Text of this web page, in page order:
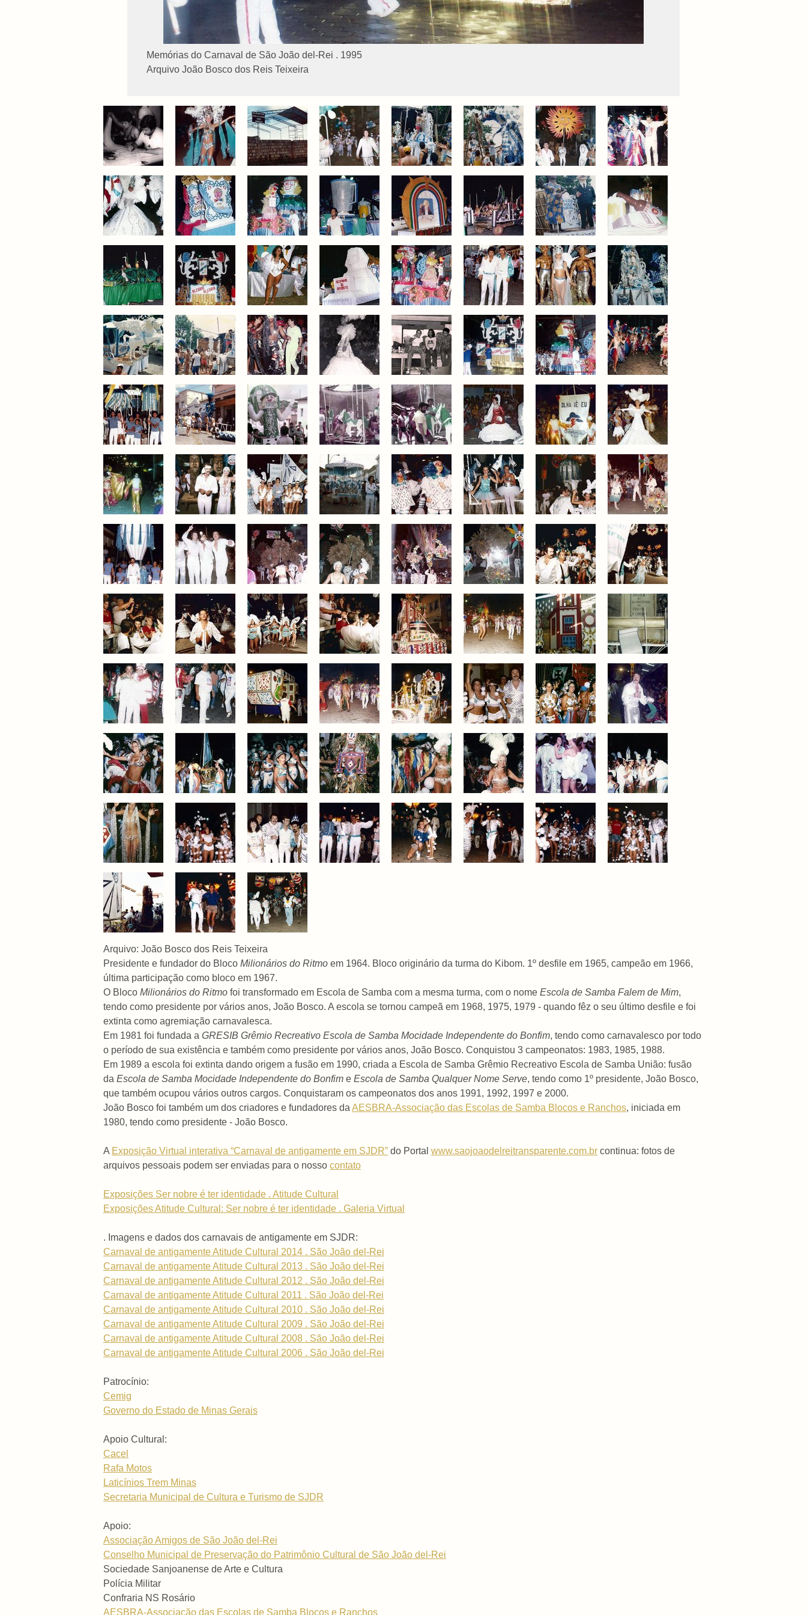
Memórias do Carnaval de São João del-Rei . 1995
Arquivo João Bosco dos Reis Teixeira
Arquivo: João Bosco dos Reis Teixeira
Presidente e fundador do Bloco Milionários do Ritmo em 1964. Bloco originário da turma do Kibom. 1º desfile em 1965, campeão em 1966,
última participação como bloco em 1967.
O Bloco Milionários do Ritmo foi transformado em Escola de Samba com a mesma turma, com o nome Escola de Samba Falem de Mim,
tendo como presidente por vários anos, João Bosco. A escola se tornou campeã em 1968, 1975, 1979 - quando fêz o seu último desfile e foi
extinta como agremiação carnavalesca.
Em 1981 foi fundada a GRESIB Grêmio Recreativo Escola de Samba Mocidade Independente do Bonfim, tendo como carnavalesco por todo
o período de sua existência e também como presidente por vários anos, João Bosco. Conquistou 3 campeonatos: 1983, 1985, 1988.
Em 1989 a escola foi extinta dando origem a fusão em 1990, criada a Escola de Samba Grêmio Recreativo Escola de Samba União: fusão
da Escola de Samba Mocidade Independente do Bonfim e Escola de Samba Qualquer Nome Serve, tendo como 1º presidente, João Bosco,
que também ocupou vários outros cargos. Conquistaram os campeonatos dos anos 1991, 1992, 1997 e 2000.
João Bosco foi também um dos criadores e fundadores da AESBRA-Associação das Escolas de Samba Blocos e Ranchos, iniciada em
1980, tendo como presidente - João Bosco.
A Exposição Virtual interativa “Carnaval de antigamente em SJDR” do Portal www.saojoaodelreitransparente.com.br continua: fotos de
arquivos pessoais podem ser enviadas para o nosso contato
Exposições Ser nobre é ter identidade . Atitude Cultural
Exposições Atitude Cultural: Ser nobre é ter identidade . Galeria Virtual
. Imagens e dados dos carnavais de antigamente em SJDR:
Carnaval de antigamente Atitude Cultural 2014 . São João del-Rei
Carnaval de antigamente Atitude Cultural 2013 . São João del-Rei
Carnaval de antigamente Atitude Cultural 2012 . São João del-Rei
Carnaval de antigamente Atitude Cultural 2011 . São João del-Rei
Carnaval de antigamente Atitude Cultural 2010 . São João del-Rei
Carnaval de antigamente Atitude Cultural 2009 . São João del-Rei
Carnaval de antigamente Atitude Cultural 2008 . São João del-Rei
Carnaval de antigamente Atitude Cultural 2006 . São João del-Rei
Patrocínio:
Cemig
Governo do Estado de Minas Gerais
Apoio Cultural:
Cacel
Rafa Motos
Laticínios Trem Minas
Secretaria Municipal de Cultura e Turismo de SJDR
Apoio:
Associação Amigos de São João del-Rei
Conselho Municipal de Preservação do Patrimônio Cultural de São João del-Rei
Sociedade Sanjoanense de Arte e Cultura
Polícia Militar
Confraria NS Rosário
AESBRA-Associação das Escolas de Samba Blocos e Ranchos